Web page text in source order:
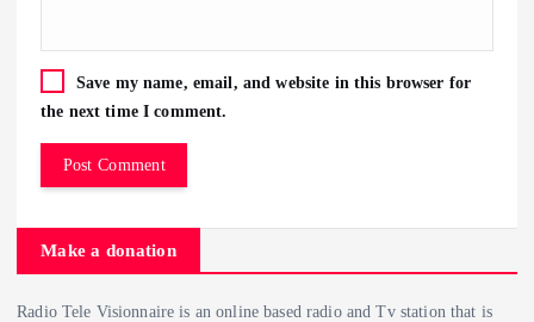
Save my name, email, and website in this browser for
the next time I comment.
Make a donation
Radio Tele Visionnaire is an online based radio and Tv station that is